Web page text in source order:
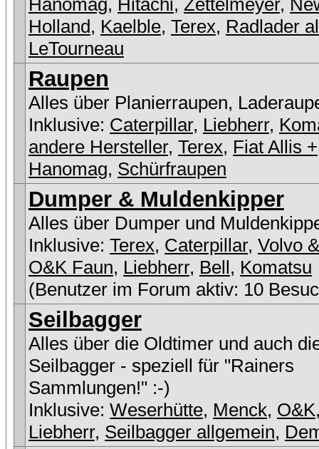
Hanomag, Hitachi, Zettelmeyer,
Holland, Kaelble, Terex, Radlader
LeTourneau
Raupen
Alles über Planierraupen,
Inklusive: Caterpillar, Liebherr,
andere Hersteller, Terex, Fiat Allis +
Hanomag, Schürfraupen
Dumper & Muldenkipper
Alles über Dumper und
Inklusive: Terex, Caterpillar, Volvo
O&K Faun, Liebherr, Bell, Komatsu
(Benutzer im Forum aktiv: 10
Seilbagger
Alles über die Oldtimer und auch
Seilbagger - speziell für "Rainers
Sammlungen!" :-)
Inklusive: Weserhütte, Menck, O&K
Liebherr, Seilbagger allgemein,